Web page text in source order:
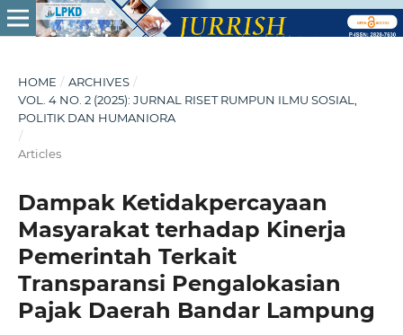
HOME / ARCHIVES /
VOL. 4 NO. 2 (2025): JURNAL RISET RUMPUN ILMU SOSIAL,
POLITIK DAN HUMANIORA
/
Articles
Dampak Ketidakpercayaan
Masyarakat terhadap Kinerja
Pemerintah Terkait
Transparansi Pengalokasian
Pajak Daerah Bandar Lampung